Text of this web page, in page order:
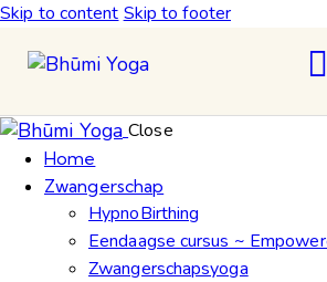
Skip to content Skip to footer
Close
Home
Zwangerschap
HypnoBirthing
Eendaagse cursus ~
Zwangerschapsyoga